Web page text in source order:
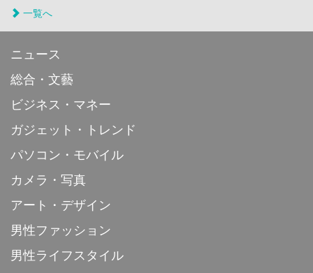
一覧へ
ニュース
総合・文藝
ビジネス・マネー
ガジェット・トレンド
パソコン・モバイル
カメラ・写真
アート・デザイン
男性ファッション
男性ライフスタイル